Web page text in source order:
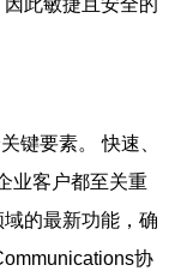
此敏捷且安全的
键要素。 快速、
业客户都至关重
的最新功能，确
协